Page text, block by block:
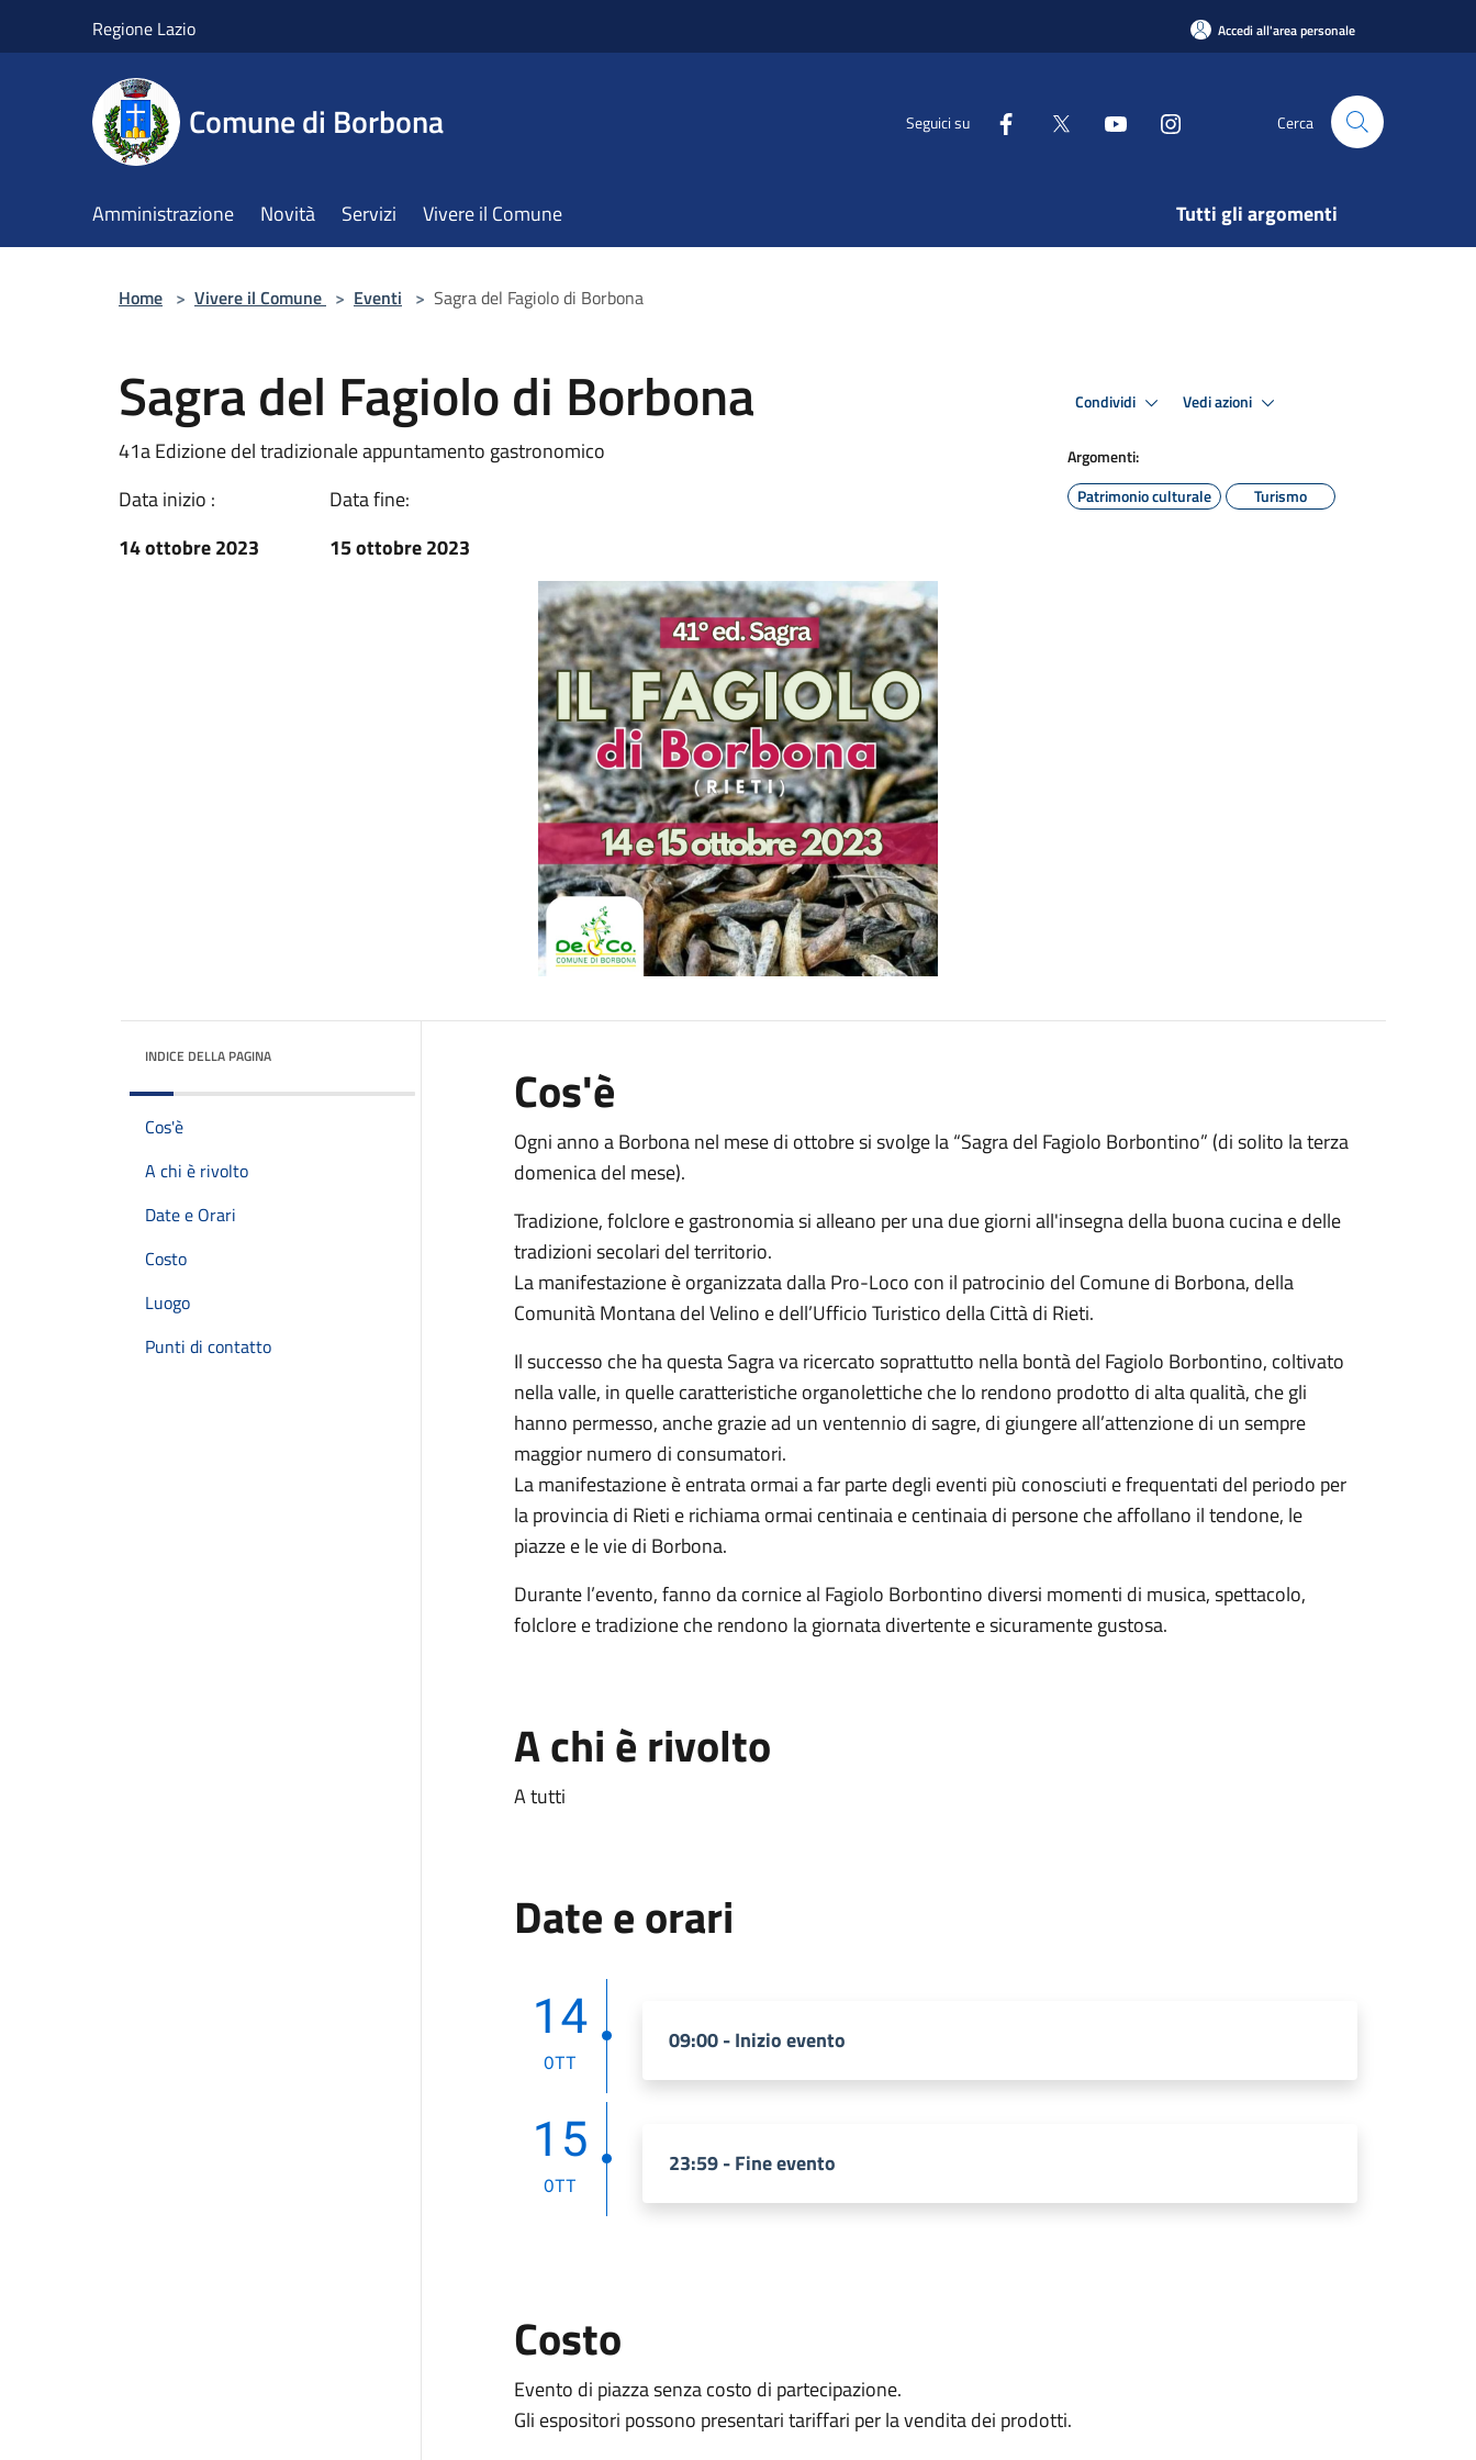
Regione Lazio Accedi all'area personale
Comune di Borbona Seguici su Cerca
Amministrazione Novità Servizi Vivere il Comune Tutti gli argomenti
Home > Vivere il Comune > Eventi > Sagra del Fagiolo di Borbona
Sagra del Fagiolo di Borbona
41a Edizione del tradizionale appuntamento gastronomico
Data inizio :
14 ottobre 2023
Data fine:
15 ottobre 2023
Condividi Vedi azioni
Argomenti:
Patrimonio culturale
Turismo
INDICE DELLA PAGINA
Cos'è
A chi è rivolto
Date e Orari
Costo
Luogo
Punti di contatto
Cos'è
Ogni anno a Borbona nel mese di ottobre si svolge la “Sagra del Fagiolo Borbontino” (di solito la terza
domenica del mese).
Tradizione, folclore e gastronomia si alleano per una due giorni all'insegna della buona cucina e delle
tradizioni secolari del territorio.
La manifestazione è organizzata dalla Pro-Loco con il patrocinio del Comune di Borbona, della
Comunità Montana del Velino e dell’Ufficio Turistico della Città di Rieti.
Il successo che ha questa Sagra va ricercato soprattutto nella bontà del Fagiolo Borbontino, coltivato
nella valle, in quelle caratteristiche organolettiche che lo rendono prodotto di alta qualità, che gli
hanno permesso, anche grazie ad un ventennio di sagre, di giungere all’attenzione di un sempre
maggior numero di consumatori.
La manifestazione è entrata ormai a far parte degli eventi più conosciuti e frequentati del periodo per
la provincia di Rieti e richiama ormai centinaia e centinaia di persone che affollano il tendone, le
piazze e le vie di Borbona.
Durante l’evento, fanno da cornice al Fagiolo Borbontino diversi momenti di musica, spettacolo,
folclore e tradizione che rendono la giornata divertente e sicuramente gustosa.
A chi è rivolto
A tutti
Date e orari
14
OTT
09:00 - Inizio evento
15
OTT
23:59 - Fine evento
Costo
Evento di piazza senza costo di partecipazione.
Gli espositori possono presentari tariffari per la vendita dei prodotti.